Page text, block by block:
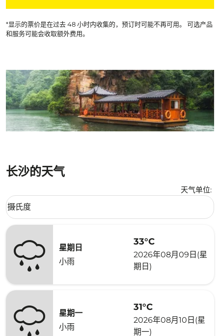
*显示的票价是在过去 48 小时内收集的，预订时可能不再可用。 可选产品
和服务可能会收取额外费用。
长沙的天气
天气单位:
Weather unit option 摄氏度 Selected
摄氏度
keyboard_arrow_down
星期日
小雨
33°C
2026年08月09日(星
期日)
星期一
小雨
31°C
2026年08月10日(星
期一)